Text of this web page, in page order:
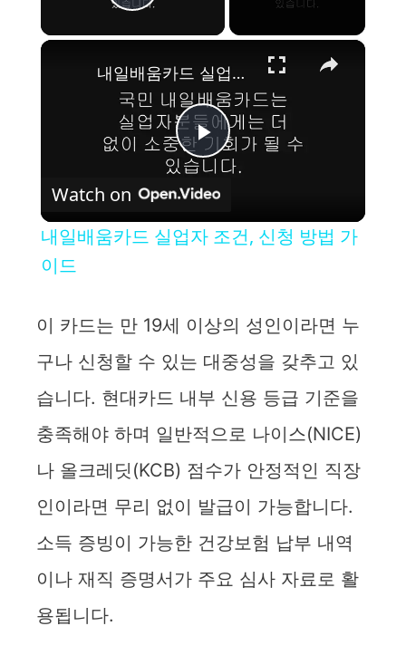
Play Video
×
P
y
V
i
d
e
o
내일배움카드 실업자 조건, 신청 방법 가이드
Watch on
내일배움카드 실업자 조건, 신청 방법 가
이드
이 카드는 만 19세 이상의 성인이라면 누
구나 신청할 수 있는 대중성을 갖추고 있
습니다. 현대카드 내부 신용 등급 기준을
충족해야 하며 일반적으로 나이스(NICE)
나 올크레딧(KCB) 점수가 안정적인 직장
인이라면 무리 없이 발급이 가능합니다.
소득 증빙이 가능한 건강보험 납부 내역
이나 재직 증명서가 주요 심사 자료로 활
용됩니다.